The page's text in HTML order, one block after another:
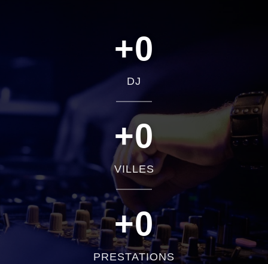
+0
DJ
+0
VILLES
+0
PRESTATIONS